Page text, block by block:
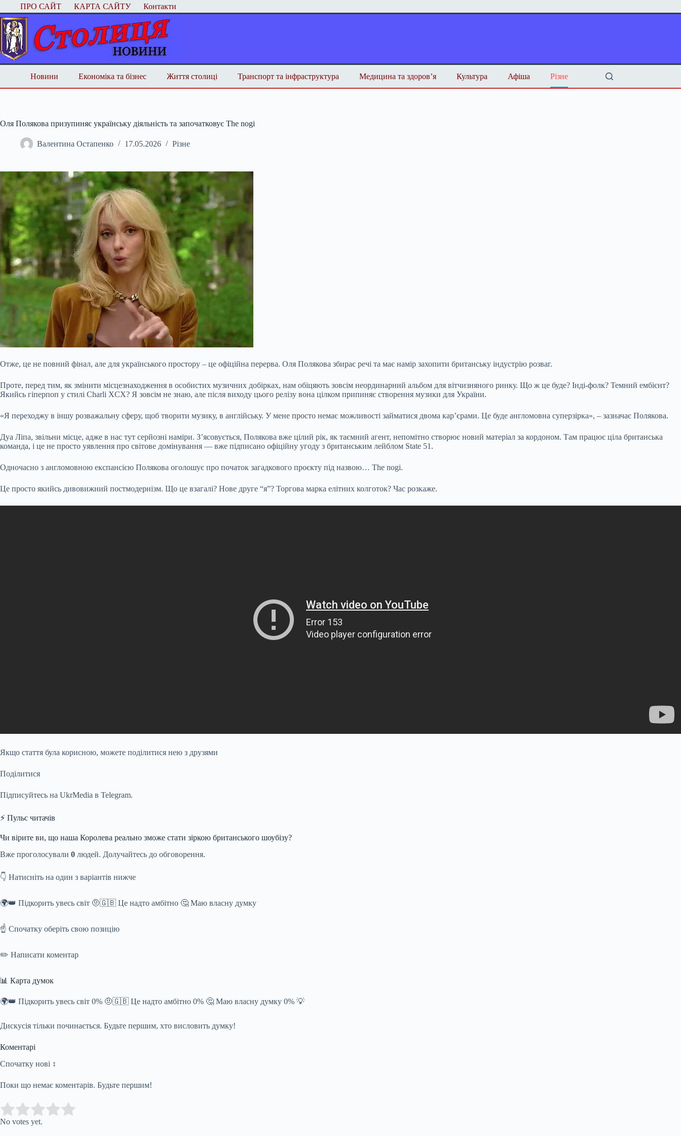
Перейти
до
вмісту
ПРО САЙТ КАРТА САЙТУ Контакти
Новини Економіка та бізнес Життя столиці Транспорт та інфраструктура Медицина та здоров’я Культура Афіша Різне
Оля Полякова призупиняє українську діяльність та започатковує The nogi
Валентина Остапенко 17.05.2026 Різне
Отже, це не повний фінал, але для українського простору – це офіційна перерва. Оля Полякова збирає речі та має намір захопити британську індустрію розваг.
Проте, перед тим, як змінити місцезнаходження в особистих музичних добірках, нам обіцяють зовсім неординарний альбом для вітчизняного ринку. Що ж це буде? Інді-фолк? Темний ембієнт?
Якийсь гіперпоп у стилі Charli XCX? Я зовсім не знаю, але після виходу цього релізу вона цілком припиняє створення музики для України.
«Я переходжу в іншу розважальну сферу, щоб творити музику, в англійську. У мене просто немає можливості займатися двома кар’єрами. Це буде англомовна суперзірка», – зазначає Полякова.
Дуа Ліпа, звільни місце, адже в нас тут серйозні наміри. З’ясовується, Полякова вже цілий рік, як таємний агент, непомітно створює новий матеріал за кордоном. Там працює ціла британська
команда, і це не просто уявлення про світове домінування — вже підписано офіційну угоду з британським лейблом State 51.
Одночасно з англомовною експансією Полякова оголошує про початок загадкового проєкту під назвою… The nogi.
Це просто якийсь дивовижний постмодернізм. Що це взагалі? Нове друге “я”? Торгова марка елітних колготок? Час розкаже.
Якщо стаття була корисною, можете поділитися нею з друзями
Поділитися
Підписуйтесь на UkrMedia в Telegram.
⚡ Пульс читачів
Чи вірите ви, що наша Королева реально зможе стати зіркою британського шоубізу?
Вже проголосували 0 людей. Долучайтесь до обговорення.
👇 Натисніть на один з варіантів нижче
🌍👑 Підкорить увесь світ 🤨🇬🇧 Це надто амбітно 🤔 Маю власну думку
☝️ Спочатку оберіть свою позицію
✏️ Написати коментар
📊 Карта думок
🌍👑 Підкорить увесь світ 0% 🤨🇬🇧 Це надто амбітно 0% 🤔 Маю власну думку 0% 💡
Дискусія тільки починається. Будьте першим, хто висловить думку!
Коментарі
Спочатку нові ↕
Поки що немає коментарів. Будьте першим!
Rate this item:
No votes yet.